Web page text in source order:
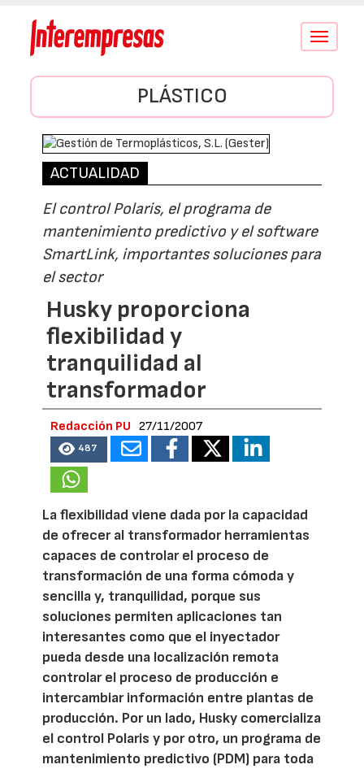
Conmutar
PLÁSTICO
ACTUALIDAD
El control Polaris, el programa de
mantenimiento predictivo y el software
SmartLink, importantes soluciones para
el sector
Husky proporciona
flexibilidad y
tranquilidad al
transformador
Redacción PU 27/11/2007
487
La flexibilidad viene dada por la capacidad
de ofrecer al transformador herramientas
capaces de controlar el proceso de
transformación de una forma cómoda y
sencilla y, tranquilidad, porque sus
soluciones permiten aplicaciones tan
interesantes como que el inyectador
pueda desde una localización remota
controlar el proceso de producción e
intercambiar información entre plantas de
producción. Por un lado, Husky comercializa
el control Polaris y por otro, un programa de
mantenimiento predictivo (PDM) para toda